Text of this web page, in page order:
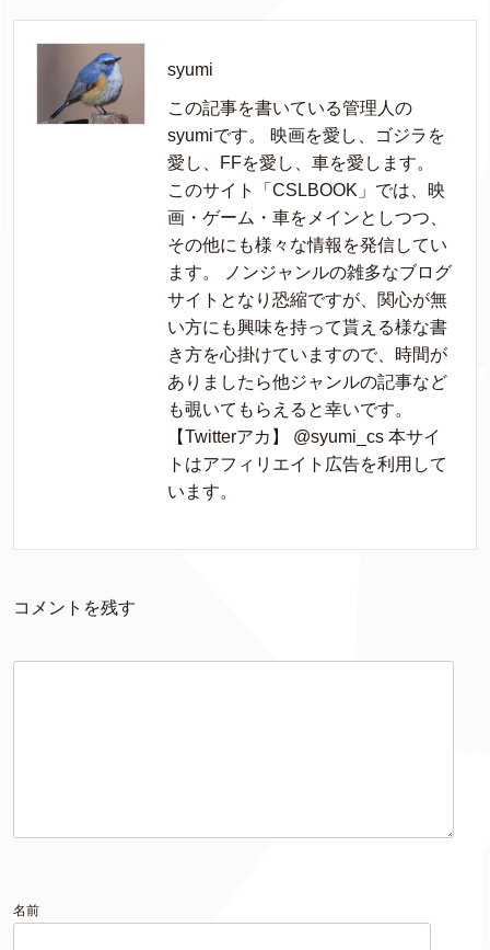
syumi
この記事を書いている管理人の
syumiです。 映画を愛し、ゴジラを
愛し、FFを愛し、車を愛します。
このサイト「CSLBOOK」では、映
画・ゲーム・車をメインとしつつ、
その他にも様々な情報を発信してい
ます。 ノンジャンルの雑多なブログ
サイトとなり恐縮ですが、関心が無
い方にも興味を持って貰える様な書
き方を心掛けていますので、時間が
ありましたら他ジャンルの記事など
も覗いてもらえると幸いです。
【Twitterアカ】 @syumi_cs 本サイ
トはアフィリエイト広告を利用して
います。
コメントを残す
名前